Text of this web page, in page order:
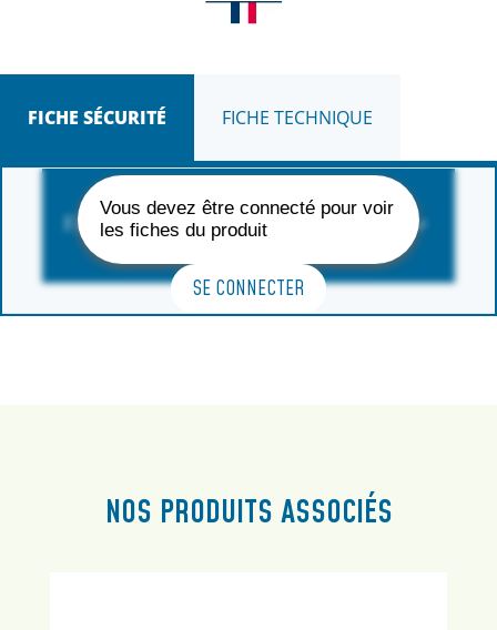
FICHE SÉCURITÉ FICHE TECHNIQUE
FORMAT DISPONIBLE
Vous devez être connecté pour voir
les fiches du produit
SE CONNECTER
NOS PRODUITS ASSOCIÉS